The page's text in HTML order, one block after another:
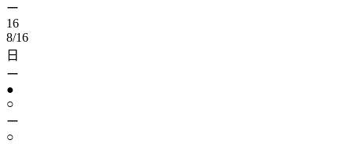
ー
16
8/16
日
ー
●
○
ー
○